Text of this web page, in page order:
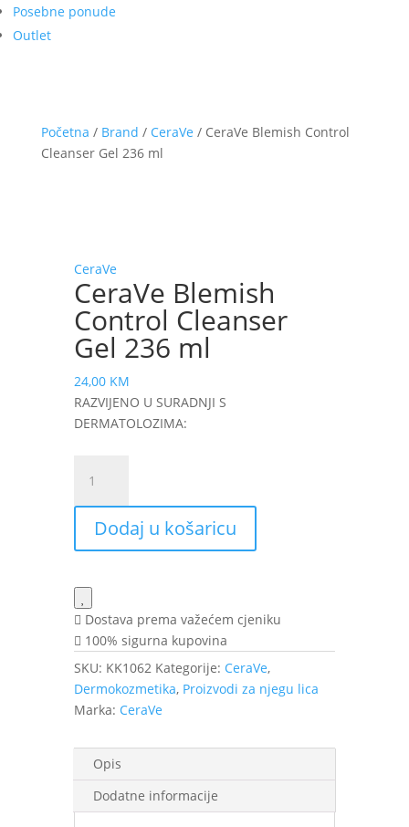
Posebne ponude
Outlet
Početna / Brand / CeraVe / CeraVe Blemish Control
Cleanser Gel 236 ml
CeraVe
CeraVe Blemish
Control Cleanser
Gel 236 ml
24,00 KM
RAZVIJENO U SURADNJI S
DERMATOLOZIMA:
Blemish
Control
Cleanser
Gel
ml
količina
Dodaj u košaricu
Dostava prema važećem cjeniku
100% sigurna kupovina
SKU: KK1062 Kategorije: CeraVe,
Dermokozmetika, Proizvodi za njegu lica
Marka: CeraVe
Opis
Dodatne informacije